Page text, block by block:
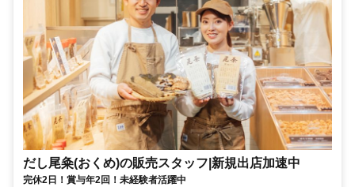
だし尾粂(おくめ)の販売スタッフ|新規出店加速中
完休2日！賞与年2回！未経験者活躍中